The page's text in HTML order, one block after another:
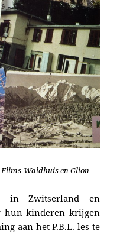
Waldhuis en Glion
in Zwitserland en
hun kinderen krijgen
aan het P.B.L. les te